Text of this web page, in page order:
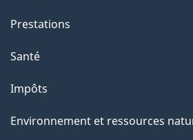
Prestations
Santé
Impôts
Environnement et ressources